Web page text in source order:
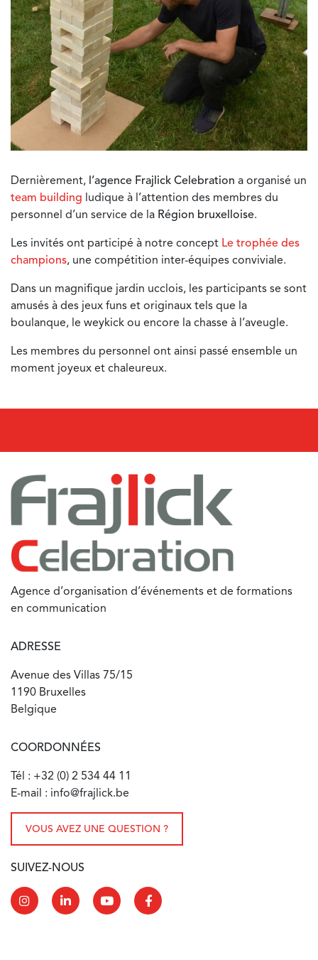
Dernièrement, l’agence Frajlick Celebration a organisé un
team building ludique à l’attention des membres du
personnel d’un service de la Région bruxelloise.
Les invités ont participé à notre concept Le trophée des
champions, une compétition inter-équipes conviviale.
Dans un magnifique jardin ucclois, les participants se sont
amusés à des jeux funs et originaux tels que la
boulanque, le weykick ou encore la chasse à l’aveugle.
Les membres du personnel ont ainsi passé ensemble un
moment joyeux et chaleureux.
Agence d’organisation d’événements et de formations
en communication
ADRESSE
Avenue des Villas 75/15
1190 Bruxelles
Belgique
COORDONNÉES
Tél : +32 (0) 2 534 44 11
E-mail : info@frajlick.be
VOUS AVEZ UNE QUESTION ?
SUIVEZ-NOUS